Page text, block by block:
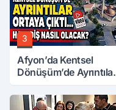
3
Afyon’da Kentsel
Dönüşüm’de Ayrıntılar
Nasıl Olacak?